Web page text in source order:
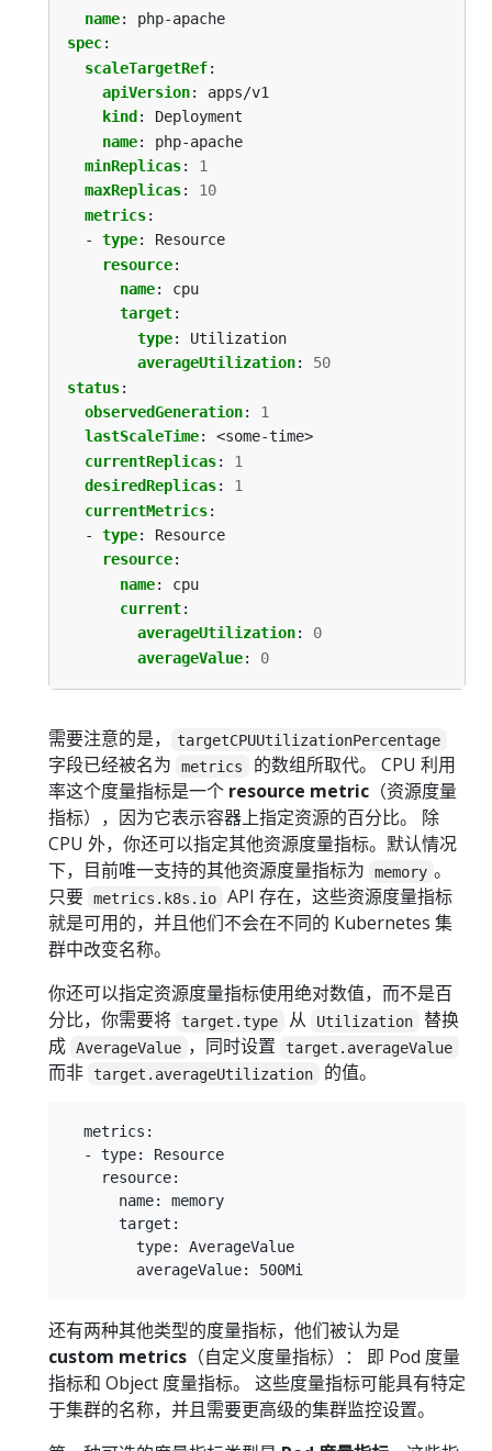
name:
php-apache
spec:
scaleTargetRef:
apiVersion:
apps/v1
kind :
Deployment
name:
php-apache
minReplicas:
1
maxReplicas:
10
metrics:
- type:
Resource
resource:
name:
cpu
target:
type:
Utilization
averageUtilization:
50
status:
observedGeneration:
1
lastScaleTime:
<some-time>
currentReplicas:
1
desiredReplicas:
1
currentMetrics:
- type:
Resource
resource:
name:
cpu
current:
averageUtilization:
0
averageValue: 0
需要注意的是， targetCPUUtilizationPercentage
字段已经被名为 metrics
的数组所取代。 CPU 利用
率这个度量指标是一个 resource metric （资源度量
指标），因为它表示容器上指定资源的百分比。 除
CPU 外，你还可以指定其他资源度量指标。默认情况
下，目前唯一支持的其他资源度量指标为
memory 。
只要 metrics.k8s.io
API 存在，这些资源度量指标
就是可用的，并且他们不会在不同的 Kubernetes 集
群中改变名称。
你还可以指定资源度量指标使用绝对数值，而不是百
分比，你需要将 target.type 从 Utilization
替换
成 AverageValue ，同时设置 target.averageValue
而非 target.averageUtilization 的值。
  metrics:
  - type: Resource
    resource:
      name: memory
      target:
        type: AverageValue
还有两种其他类型的度量指标，他们被认为是
custom metrics （自定义度量指标）： 即 Pod 度量
指标和 Object 度量指标。 这些度量指标可能具有特定
于集群的名称，并且需要更高级的集群监控设置。